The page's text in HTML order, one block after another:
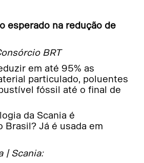
esperado na redução de
BRT
particulado, poluentes
fóssil até o final de
da Scania é
Brasil? Já é usada em
| Scania: